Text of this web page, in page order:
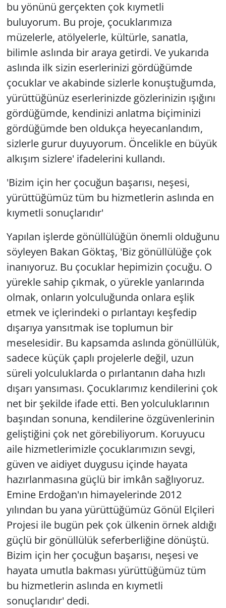
bu yönünü gerçekten çok kıymetli
buluyorum. Bu proje, çocuklarımıza
müzelerle, atölyelerle, kültürle, sanatla,
bilimle aslında bir araya getirdi. Ve yukarıda
aslında ilk sizin eserlerinizi gördüğümde
çocuklar ve akabinde sizlerle konuştuğumda,
yürüttüğünüz eserlerinizde gözlerinizin ışığını
gördüğümde, kendinizi anlatma biçiminizi
gördüğümde ben oldukça heyecanlandım,
sizlerle gurur duyuyorum. Öncelikle en büyük
alkışım sizlere' ifadelerini kullandı.
'Bizim için her çocuğun başarısı, neşesi,
yürüttüğümüz tüm bu hizmetlerin aslında en
kıymetli sonuçlarıdır'
Yapılan işlerde gönüllülüğün önemli olduğunu
söyleyen Bakan Göktaş, 'Biz gönüllülüğe çok
inanıyoruz. Bu çocuklar hepimizin çocuğu. O
yürekle sahip çıkmak, o yürekle yanlarında
olmak, onların yolculuğunda onlara eşlik
etmek ve içlerindeki o pırlantayı keşfedip
dışarıya yansıtmak ise toplumun bir
meselesidir. Bu kapsamda aslında gönüllülük,
sadece küçük çaplı projelerle değil, uzun
süreli yolculuklarda o pırlantanın daha hızlı
dışarı yansıması. Çocuklarımız kendilerini çok
net bir şekilde ifade etti. Ben yolculuklarının
başından sonuna, kendilerine özgüvenlerinin
geliştiğini çok net görebiliyorum. Koruyucu
aile hizmetlerimizle çocuklarımızın sevgi,
güven ve aidiyet duygusu içinde hayata
hazırlanmasına güçlü bir imkân sağlıyoruz.
Emine Erdoğan'ın himayelerinde 2012
yılından bu yana yürüttüğümüz Gönül Elçileri
Projesi ile bugün pek çok ülkenin örnek aldığı
güçlü bir gönüllülük seferberliğine dönüştü.
Bizim için her çocuğun başarısı, neşesi ve
hayata umutla bakması yürüttüğümüz tüm
bu hizmetlerin aslında en kıymetli
sonuçlarıdır' dedi.